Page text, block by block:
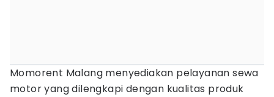
Momorent Malang menyediakan pelayanan sewa
motor yang dilengkapi dengan kualitas produk